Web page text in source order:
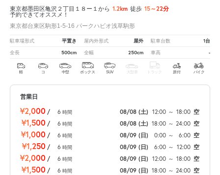
東京都墨田区亀沢２丁目１８ー１から 1.2km 徒歩 15～22分
予約できてオススメ！
東京都台東区駒形1-5-16 パークハビオ浅草駒形
駐車場形式 平置き 屋内外形式 屋外 駐車台数 1台
全長 500cm 全幅 250cm 車高 -
軽 コ 中型 ボックス SUV 大型車 トラック 原付 バイク
営業日
¥2,000 / 6 時間 08/08 (土) 12:00 ～ 18:00 空
¥1,500 / 6 時間 08/08 (土) 18:00 ～ 24:00 空
¥1,000 / 6 時間 08/09 (日) 0:00 ～ 6:00 空
¥1,250 / 6 時間 08/09 (日) 6:00 ～ 12:00 空
¥2,000 / 6 時間 08/09 (日) 12:00 ～ 18:00 空
¥1,500 / 6 時間 08/09 (日) 18:00 ～ 24:00 空